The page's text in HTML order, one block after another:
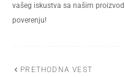
vašeg iskustva sa našim
poverenju!
PRETHODNA VEST